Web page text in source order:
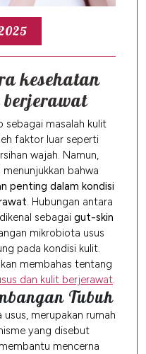
kesehatan
sebagai masalah kulit
faktor luar seperti
wajah. Namun,
bahwa
penting dalam kondisi
. Hubungan antara
sebagai gut-skin
mikrobiota usus
pada kondisi kulit.
membahas tentang
dan kulit berjerawat.
Tubuh
merupakan rumah
yang disebut
mencerna